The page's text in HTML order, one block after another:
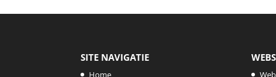
SITE NAVIGATIE
Home